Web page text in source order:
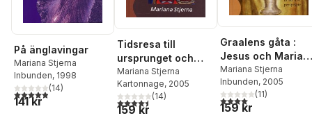
På änglavingar
Mariana Stjerna
Inbunden, 1998
4,9utav 5 stjärnor. Totalt antal röster:
(14)
141 kr
Tidsresa till
ursprunget och
framtiden
Mariana Stjerna
Kartonnage, 2005
4,5utav 5 stjärnor. Totalt antal röster:
(14)
159 kr
Graalens gåta :
Jesus och Maria
Magdalena ur ett
nytt perspektiv
Mariana Stjerna
Inbunden, 2005
4,0utav 5 stjärnor.
(11)
159 kr